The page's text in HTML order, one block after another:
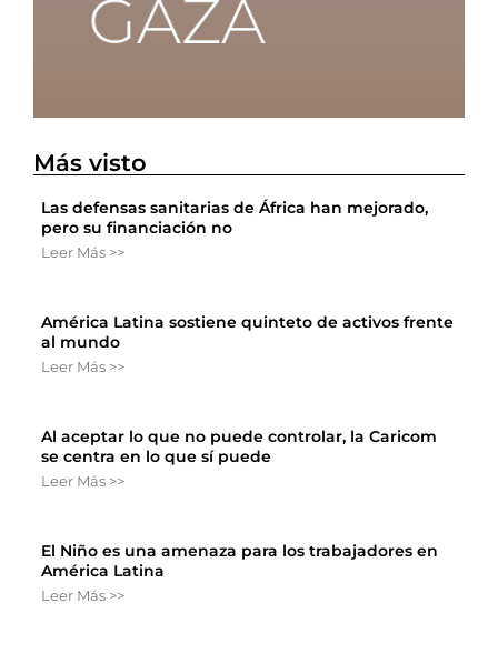
Más visto
Las defensas sanitarias de África han mejorado,
pero su financiación no
Leer Más >>
América Latina sostiene quinteto de activos frente
al mundo
Leer Más >>
Al aceptar lo que no puede controlar, la Caricom
se centra en lo que sí puede
Leer Más >>
El Niño es una amenaza para los trabajadores en
América Latina
Leer Más >>